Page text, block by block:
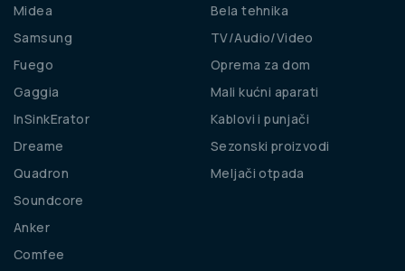
Midea
Samsung
Fuego
Gaggia
InSinkErator
Dreame
Quadron
Soundcore
Anker
Comfee
Bela tehnika
TV/Audio/Video
Oprema za dom
Mali kućni aparati
Kablovi i punjači
Sezonski proizvodi
Meljači otpada